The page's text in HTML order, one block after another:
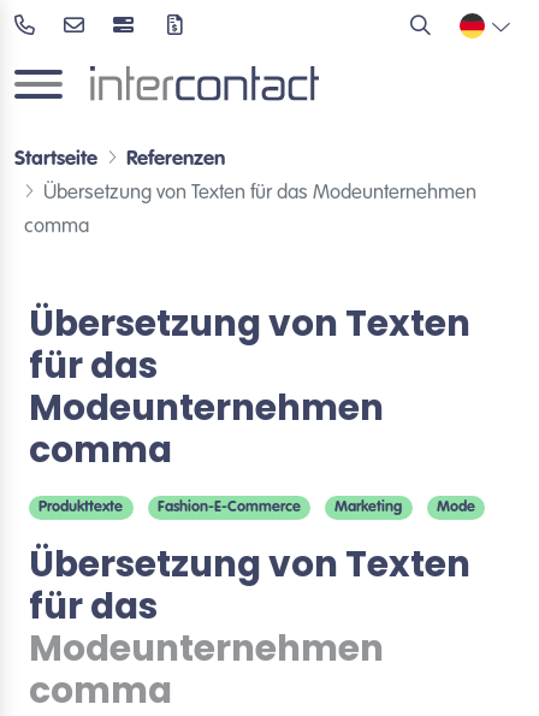
Startseite
Referenzen
Übersetzung von Texten für das Modeunternehmen
comma
Übersetzung von Texten
für das
Modeunternehmen
comma
Produkttexte Fashion-E-Commerce Marketing Mode
Übersetzung von Texten
für das
Modeunternehmen
comma